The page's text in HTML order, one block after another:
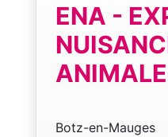
ENA -
Botz-en-Mauges